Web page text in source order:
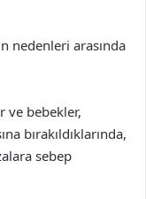
nedenleri arasında
ve bebekler,
bırakıldıklarında,
sebep